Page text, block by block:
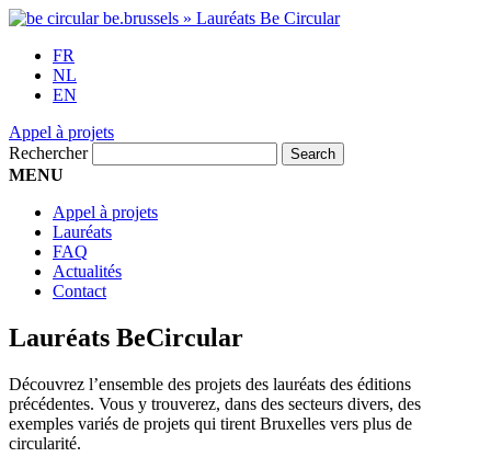
FR
NL
EN
Appel à projets
Rechercher
MENU
Appel à projets
Lauréats
FAQ
Actualités
Contact
Lauréats BeCircular
Découvrez l’ensemble des projets des lauréats des éditions
précédentes. Vous y trouverez, dans des secteurs divers, des
exemples variés de projets qui tirent Bruxelles vers plus de
circularité.